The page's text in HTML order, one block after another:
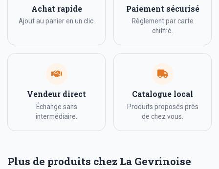
Achat rapide
Ajout au panier en un clic.
Paiement sécurisé
Règlement par carte
chiffré.
Vendeur direct
Échange sans
intermédiaire.
Catalogue local
Produits proposés près
de chez vous.
Plus de produits chez La Gevrinoise